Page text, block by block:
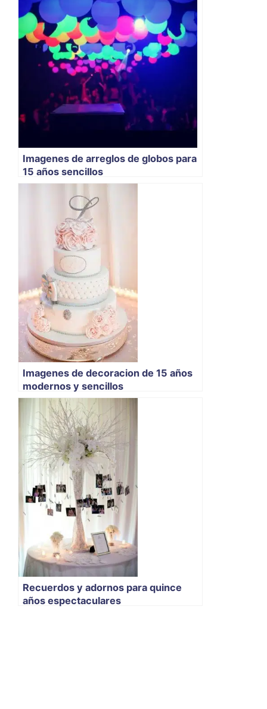
Imagenes de arreglos de globos para
15 años sencillos
Imagenes de decoracion de 15 años
modernos y sencillos
Recuerdos y adornos para quince
años espectaculares